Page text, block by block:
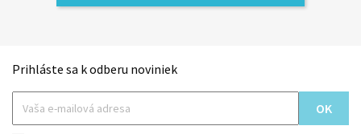
Prihláste sa k odberu noviniek